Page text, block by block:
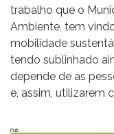
trabalho que o
Ambiente, tem
mobilidade
tendo sublinhado
depende de as
e, assim, utilizarem
Pub